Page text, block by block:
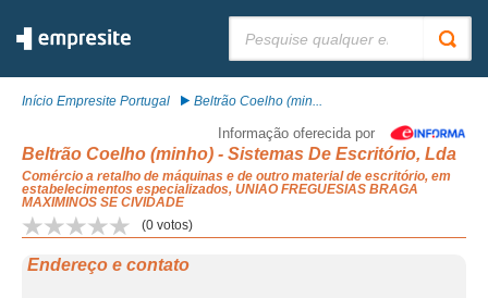
Início Empresite Portugal Beltrão Coelho (min...
Informação oferecida por
Beltrão Coelho (minho) - Sistemas De Escritório, Lda
Comércio a retalho de máquinas e de outro material de escritório, em
estabelecimentos especializados, UNIAO FREGUESIAS BRAGA
MAXIMINOS SE CIVIDADE
(0 votos)
Endereço e contato